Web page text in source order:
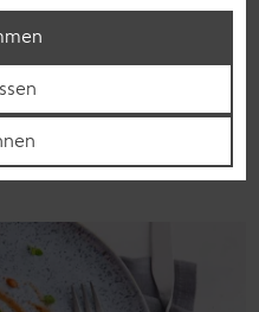
laktosefreien Rezepte
große und kleine
das Abendessen.